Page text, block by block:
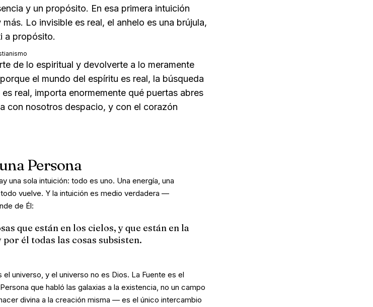
y un propósito. En esa primera intuición
Lo invisible es real, el anhelo es una brújula,
a propósito.
de lo espiritual y devolverte a lo meramente
el mundo del espíritu es real, la búsqueda
es real, importa enormemente qué puertas abres
con nosotros despacio, y con el corazón
Persona
una sola intuición: todo es uno. Una energía, una
vuelve. Y la intuición es medio verdadera —
de Él:
que están en los cielos, y que están en la
él todas las cosas subsisten.
universo, y el universo no es Dios. La Fuente es el
que habló las galaxias a la existencia, no un campo
divina a la creación misma — es el único intercambio